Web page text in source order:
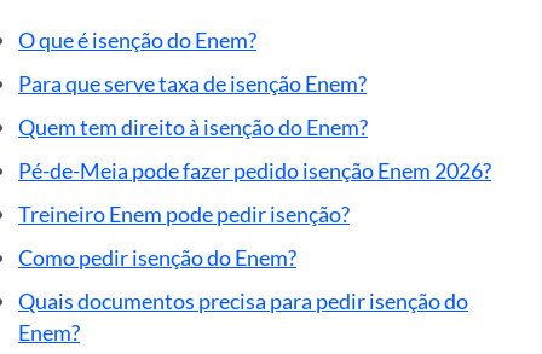
O que é isenção do Enem?
Para que serve taxa de isenção Enem?
Quem tem direito à isenção do Enem?
Pé-de-Meia pode fazer pedido isenção Enem 2026?
Treineiro Enem pode pedir isenção?
Como pedir isenção do Enem?
Quais documentos precisa para pedir isenção do
Enem?